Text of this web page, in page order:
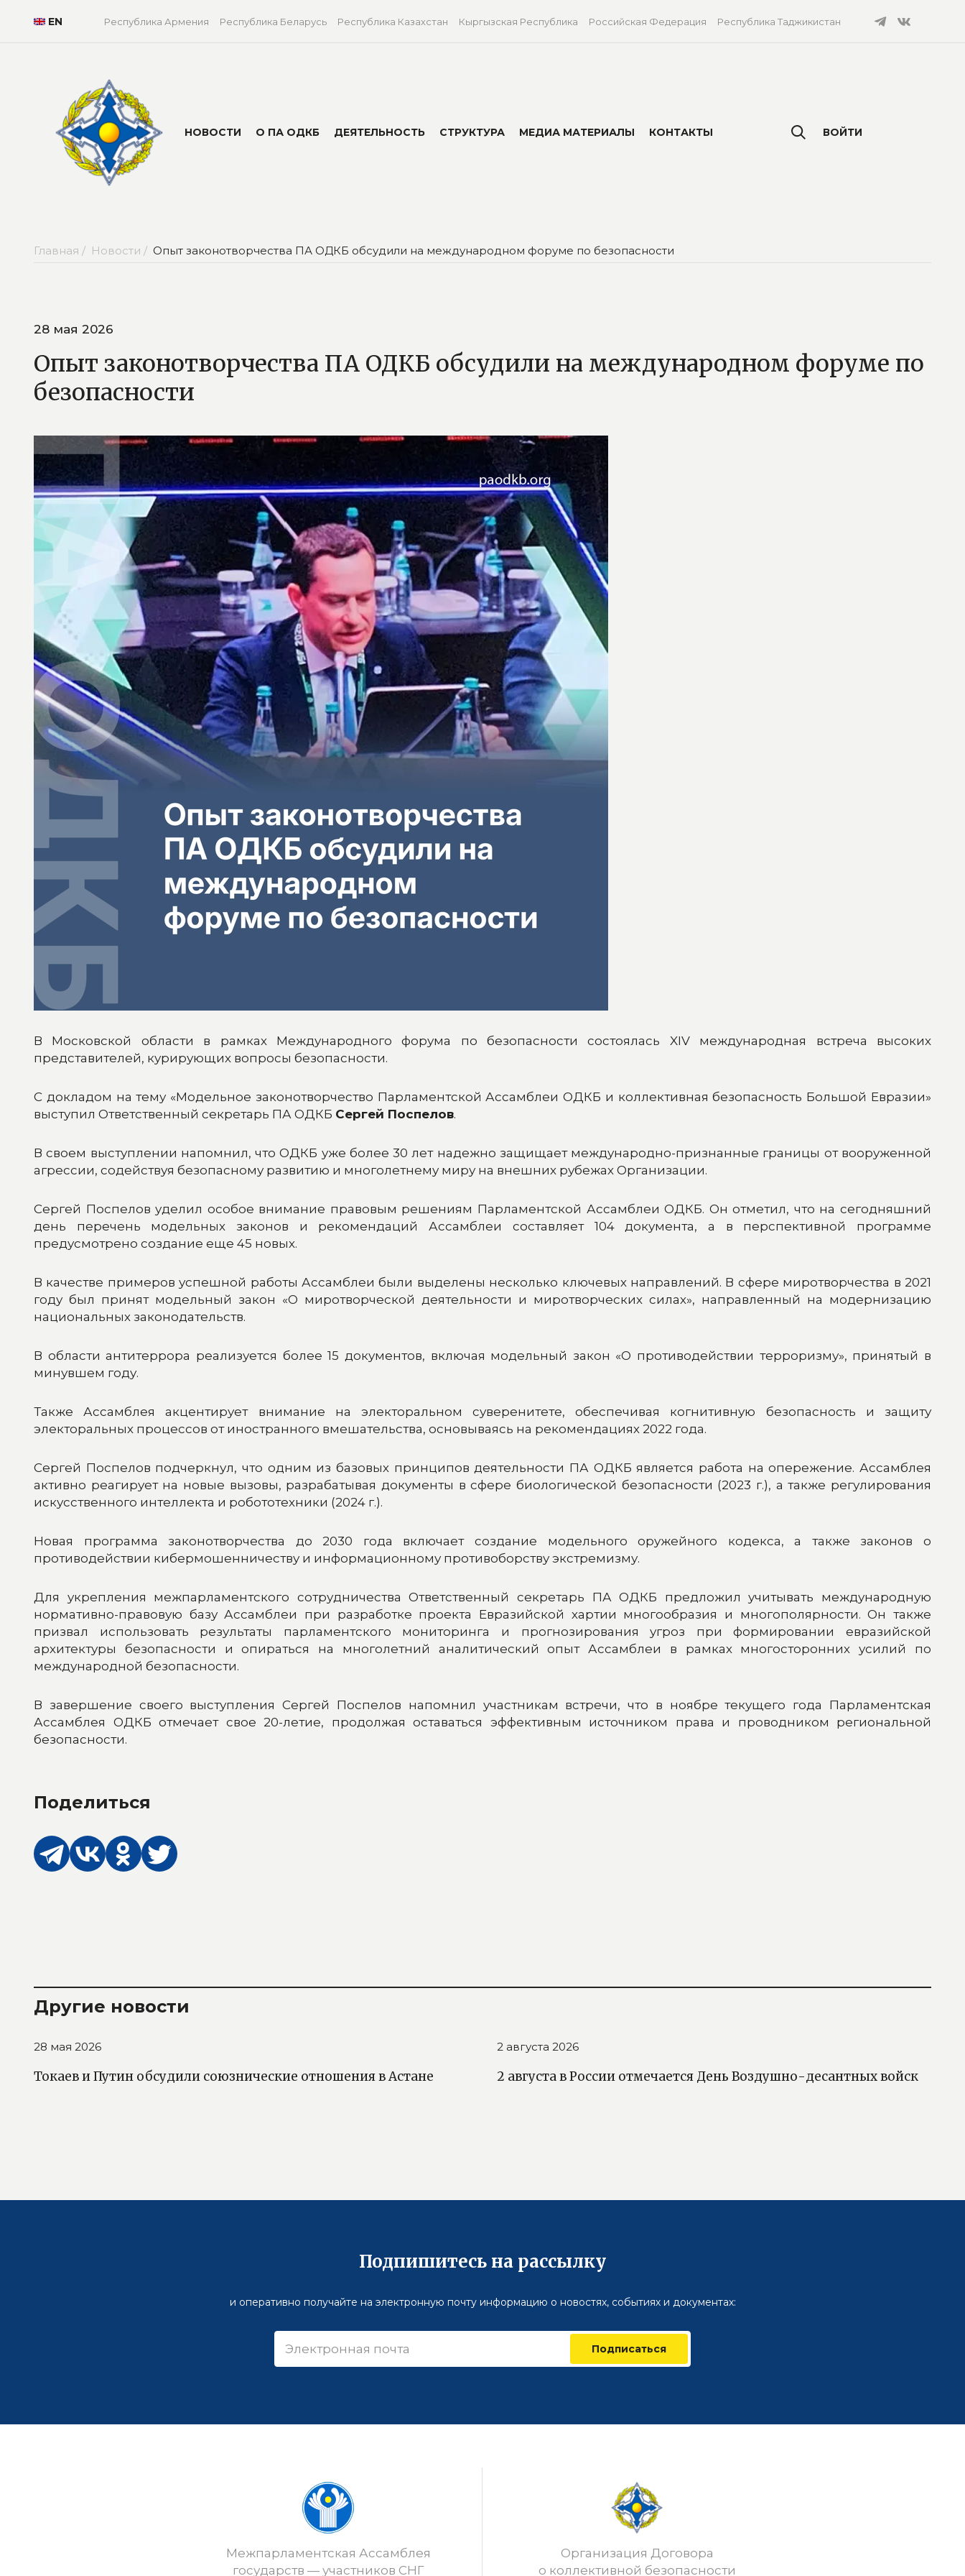
EN Республика Армения Республика Беларусь Республика Казахстан Кыргызская Республика Российская Федерация Республика Таджикистан
НОВОСТИ О ПА ОДКБ ДЕЯТЕЛЬНОСТЬ СТРУКТУРА МЕДИА МАТЕРИАЛЫ КОНТАКТЫ ВОЙТИ
Главная / Новости / Опыт законотворчества ПА ОДКБ обсудили на международном форуме по безопасности
28 мая 2026
Опыт законотворчества ПА ОДКБ обсудили на международном форуме по
безопасности
В Московской области в рамках Международного форума по безопасности состоялась XIV международная встреча высоких
представителей, курирующих вопросы безопасности.
С докладом на тему «Модельное законотворчество Парламентской Ассамблеи ОДКБ и коллективная безопасность Большой Евразии»
выступил Ответственный секретарь ПА ОДКБ Сергей Поспелов.
В своем выступлении напомнил, что ОДКБ уже более 30 лет надежно защищает международно-признанные границы от вооруженной
агрессии, содействуя безопасному развитию и многолетнему миру на внешних рубежах Организации.
Сергей Поспелов уделил особое внимание правовым решениям Парламентской Ассамблеи ОДКБ. Он отметил, что на сегодняшний
день перечень модельных законов и рекомендаций Ассамблеи составляет 104 документа, а в перспективной программе
предусмотрено создание еще 45 новых.
В качестве примеров успешной работы Ассамблеи были выделены несколько ключевых направлений. В сфере миротворчества в 2021
году был принят модельный закон «О миротворческой деятельности и миротворческих силах», направленный на модернизацию
национальных законодательств.
В области антитеррора реализуется более 15 документов, включая модельный закон «О противодействии терроризму», принятый в
минувшем году.
Также Ассамблея акцентирует внимание на электоральном суверенитете, обеспечивая когнитивную безопасность и защиту
электоральных процессов от иностранного вмешательства, основываясь на рекомендациях 2022 года.
Сергей Поспелов подчеркнул, что одним из базовых принципов деятельности ПА ОДКБ является работа на опережение. Ассамблея
активно реагирует на новые вызовы, разрабатывая документы в сфере биологической безопасности (2023 г.), а также регулирования
искусственного интеллекта и робототехники (2024 г.).
Новая программа законотворчества до 2030 года включает создание модельного оружейного кодекса, а также законов о
противодействии кибермошенничеству и информационному противоборству экстремизму.
Для укрепления межпарламентского сотрудничества Ответственный секретарь ПА ОДКБ предложил учитывать международную
нормативно-правовую базу Ассамблеи при разработке проекта Евразийской хартии многообразия и многополярности. Он также
призвал использовать результаты парламентского мониторинга и прогнозирования угроз при формировании евразийской
архитектуры безопасности и опираться на многолетний аналитический опыт Ассамблеи в рамках многосторонних усилий по
международной безопасности.
В завершение своего выступления Сергей Поспелов напомнил участникам встречи, что в ноябре текущего года Парламентская
Ассамблея ОДКБ отмечает свое 20-летие, продолжая оставаться эффективным источником права и проводником региональной
безопасности.
Поделиться
Другие новости
28 мая 2026
Токаев и Путин обсудили союзнические отношения в Астане
2 августа 2026
2 августа в России отмечается День Воздушно-десантных войск
Подпишитесь на рассылку
и оперативно получайте на электронную почту информацию о новостях, событиях и документах:
Подписаться
Межпарламентская Ассамблея
государств — участников СНГ
Организация Договора
о коллективной безопасности